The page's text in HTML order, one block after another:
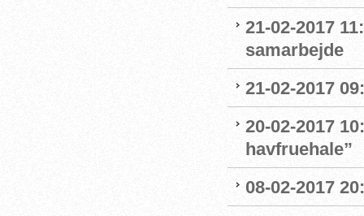
21-02-2017
samarbejde
21-02-2017
20-02-2017
havfruehale”
08-02-2017